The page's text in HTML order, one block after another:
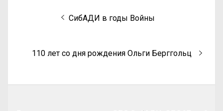
СибАДИ в годы Войны
110 лет со дня рождения Ольги Берггольц